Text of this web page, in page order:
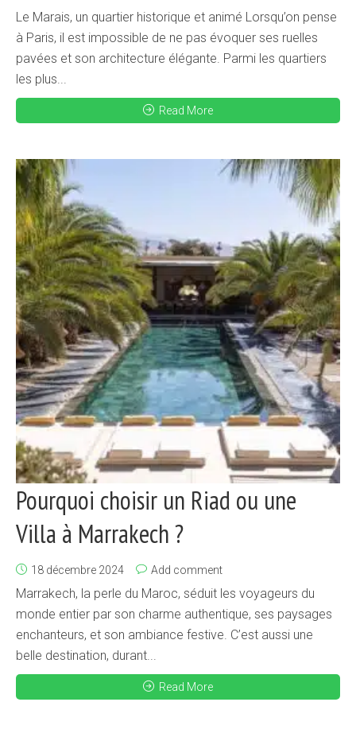
Le Marais, un quartier historique et animé Lorsqu’on pense
à Paris, il est impossible de ne pas évoquer ses ruelles
pavées et son architecture élégante. Parmi les quartiers
les plus...
Read More
Pourquoi choisir un Riad ou une
Villa à Marrakech ?
18 décembre 2024 Add comment
Marrakech, la perle du Maroc, séduit les voyageurs du
monde entier par son charme authentique, ses paysages
enchanteurs, et son ambiance festive. C’est aussi une
belle destination, durant...
Read More